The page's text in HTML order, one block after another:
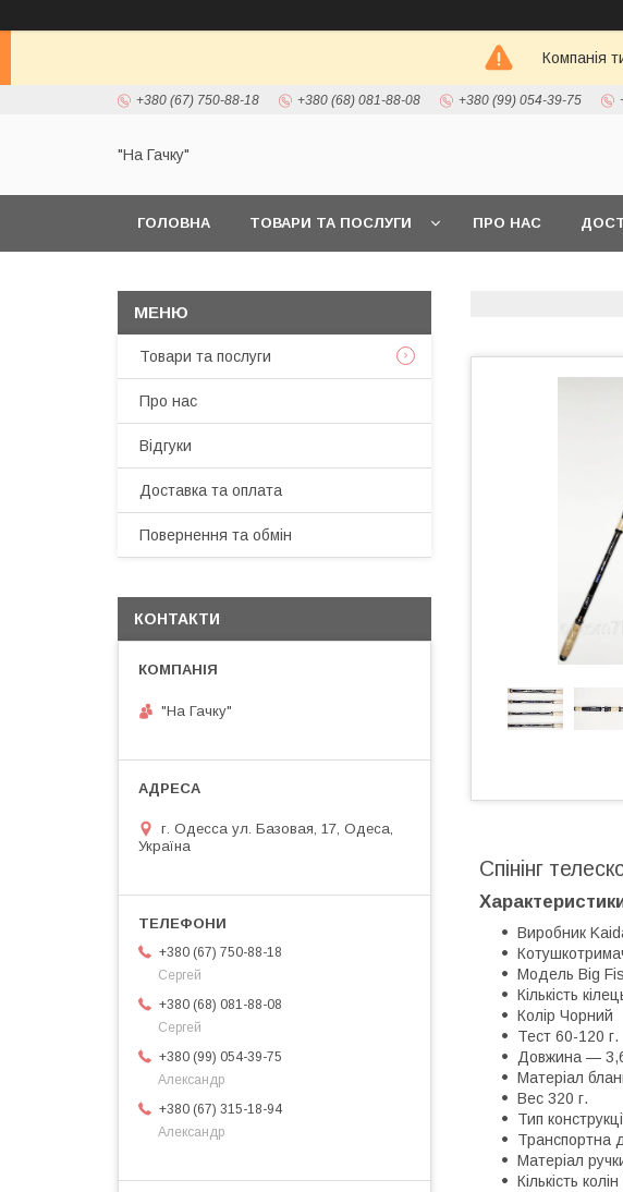
Компанія
+380 (67) 750-88-18 +380 (68) 081-88-08 +380 (99) 054-39-75
"На Гачку"
ГОЛОВНА ТОВАРИ ТА ПОСЛУГИ ПРО НАС
Спінінг
Виробник
Модель Big
Кількість
Колір Чорний
Тест 60-120 г.
Довжина —
Матеріал
Вес 320 г.
Тип
Транспортна
Матеріал
Кількість колін
Товари та послуги
Про нас
Відгуки
Доставка та оплата
Повернення та обмін
КОНТАКТИ
"На Гачку"
г. Одесса ул. Базовая, 17, Одеса,
Україна
+380 (67) 750-88-18
Сергей
+380 (68) 081-88-08
Сергей
+380 (99) 054-39-75
Александр
+380 (67) 315-18-94
Александр